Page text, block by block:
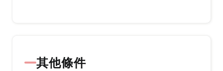
其他條件